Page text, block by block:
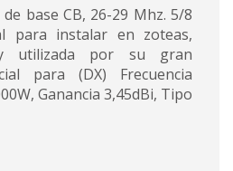
base CB, 26-29 Mhz. 5/8
para instalar en zoteas,
utilizada por su gran
para (DX) Frecuencia
Ganancia 3,45dBi, Tipo